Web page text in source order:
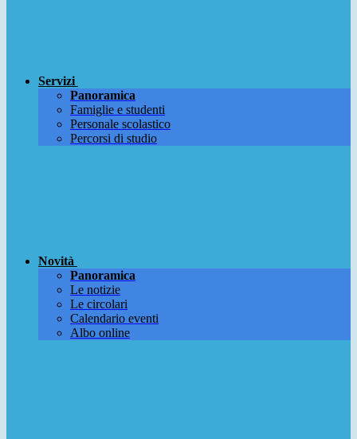
Servizi
Panoramica
Famiglie e studenti
Personale scolastico
Percorsi di studio
Novità
Panoramica
Le notizie
Le circolari
Calendario eventi
Albo online